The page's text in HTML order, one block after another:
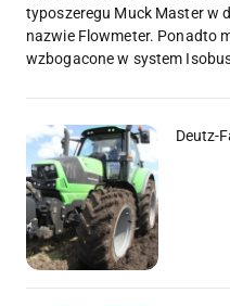
typoszeregu Muck Master w
nazwie Flowmeter. Ponadto
wzbogacone w system
Deutz-